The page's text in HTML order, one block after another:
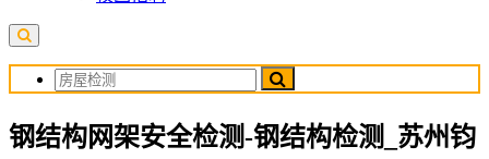
钢结构网架安全检测-钢结构检测_苏州钧